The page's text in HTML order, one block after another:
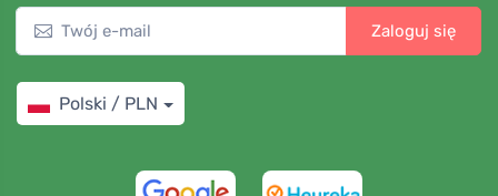
Zaloguj się
Polski / PLN